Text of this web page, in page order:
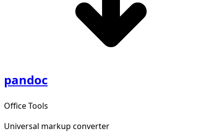
pandoc
Office Tools
Universal markup converter